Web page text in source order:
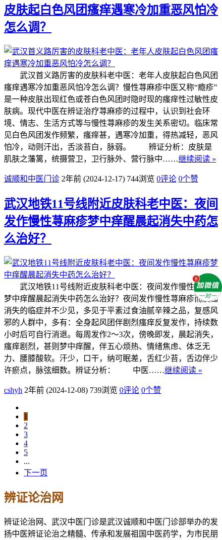
皮肤起白色风团瘙痒遇寒冷加重恶风怕冷
怎么调？
武汉首义路厉害的皮肤科老中医：老年人皮肤起白色风团
瘙痒遇寒冷加重恶风怕冷怎么调？慢性荨麻疹中医又称“瘾疹”
是一种皮肤出现红色或苍白色风团时隐时现的瘙痒性过敏性皮
肤病。现代中医在辨证治疗荨麻疹的过程中，认识到社会环
境、情志、生活方式等与慢性荨麻疹的发生关系密切。临床常
见白色风团发作频繁，瘙痒甚，遇寒冷加重，得热减轻，恶风
怕冷，动则汗出，舌淡苔白，脉弱。 辨证分析：皮肤是
肌肤之藩篱，统摄营卫，卫行脉外、营行脉中……继续阅读 »
诚顺和中医门诊 2年前 (2024-12-17) 744浏览 0评论 0个赞
武汉地铁11号线附近皮肤科老中医：夜间
发作慢性荨麻疹梦中痒醒晨起消失中药怎
么治好？
武汉地铁11号线附近皮肤科老中医：夜间发作慢性荨麻疹
梦中痒醒晨起消失中药怎么治好？夜间发作慢性荨麻疹而晨起
消失的临症并不少见，多见于平素过食油腻辛辣之品，复感风
邪的人群中，多有：全身起风团伴剧烈瘙痒反复发作，持续数
小时后可自行消退。每周发作2～3次，傍晚即发，晨起消失，
瘙痒剧烈，甚则梦中痒醒，伴五心烦热、情绪焦虑、体乏无
力、腰膝酸软。汗少，口干，纳可眠差，舌红少苔，舌边伴少
许瘀点，脉弦细数。辨证分析： 中医……继续阅读 »
cshyh 2年前 (2024-12-08) 739浏览 0评论 0个赞
1
2
3
4
5
...
下一页
辨证论治网
辨证论治网、武汉中医门诊是武汉诚顺和中医门诊部举办的发
扬中医辨证论治之精髓、传承和发展祖国中医药学，为市民朋